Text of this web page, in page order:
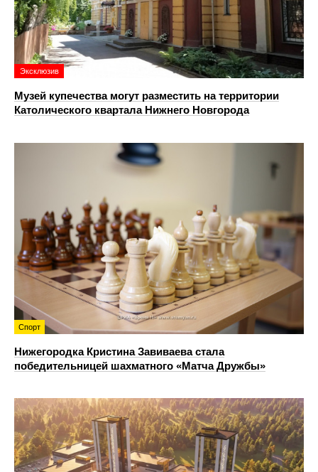
Эксклюзив
Музей купечества могут разместить на территории
Католического квартала Нижнего Новгорода
Спорт
Нижегородка Кристина Завиваева стала
победительницей шахматного «Матча Дружбы»